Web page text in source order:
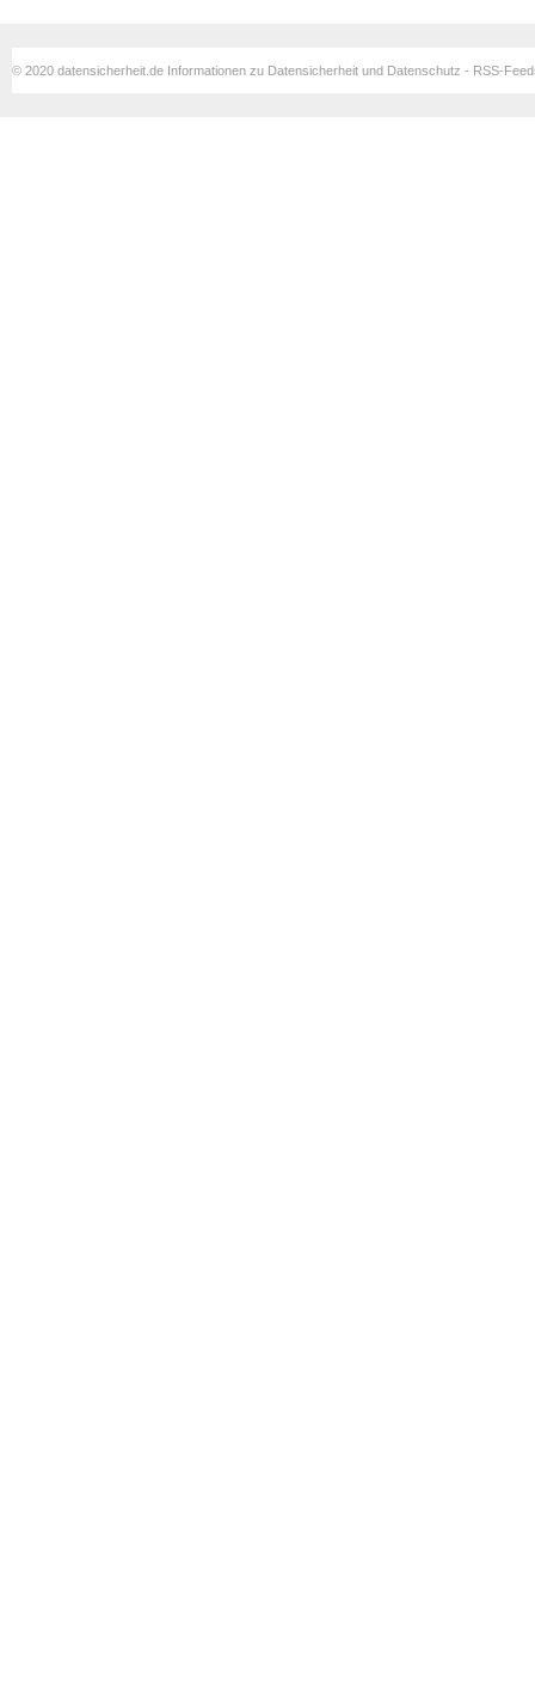
© 2020 datensicherheit.de Informationen zu Datensicherheit und Datenschutz - RSS-